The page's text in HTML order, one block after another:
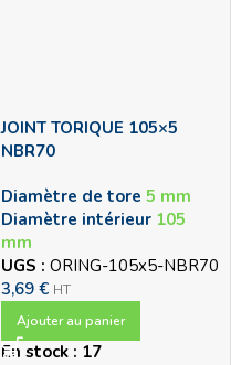
JOINT TORIQUE 105×5
NBR70
Diamètre de tore 5 mm
Diamètre intérieur 105
mm
UGS : ORING-105x5-NBR70
3,69 € HT
Ajouter au panier
En stock : 17